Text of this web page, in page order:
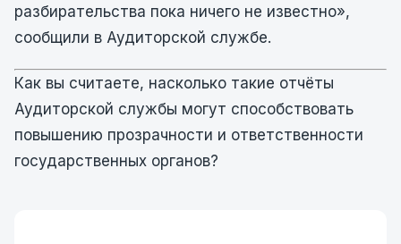
разбирательства пока ничего не известно»,
сообщили в Аудиторской службе.
Как вы считаете, насколько такие отчёты
Аудиторской службы могут способствовать
повышению прозрачности и ответственности
государственных органов?